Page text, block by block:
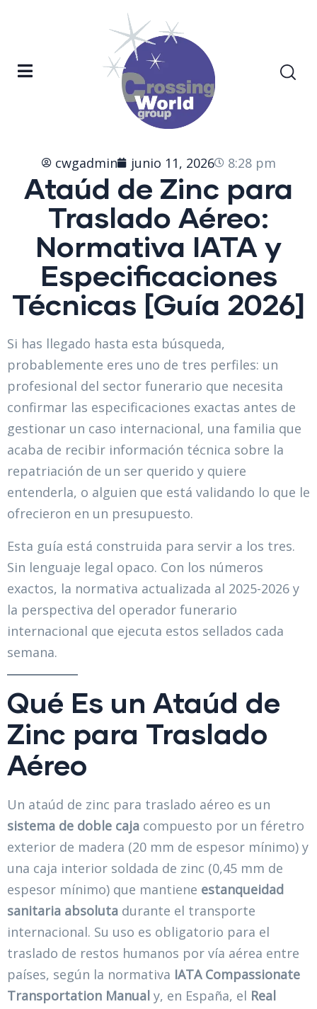
cwgadmin junio 11, 2026 8:28 pm
Ataúd de Zinc para
Traslado Aéreo:
Normativa IATA y
Especificaciones
Técnicas [Guía 2026]
Si has llegado hasta esta búsqueda,
probablemente eres uno de tres perfiles: un
profesional del sector funerario que necesita
confirmar las especificaciones exactas antes de
gestionar un caso internacional, una familia que
acaba de recibir información técnica sobre la
repatriación de un ser querido y quiere
entenderla, o alguien que está validando lo que le
ofrecieron en un presupuesto.
Esta guía está construida para servir a los tres.
Sin lenguaje legal opaco. Con los números
exactos, la normativa actualizada al 2025-2026 y
la perspectiva del operador funerario
internacional que ejecuta estos sellados cada
semana.
Qué Es un Ataúd de
Zinc para Traslado
Aéreo
Un ataúd de zinc para traslado aéreo es un
sistema de doble caja compuesto por un féretro
exterior de madera (20 mm de espesor mínimo) y
una caja interior soldada de zinc (0,45 mm de
espesor mínimo) que mantiene estanqueidad
sanitaria absoluta durante el transporte
internacional. Su uso es obligatorio para el
traslado de restos humanos por vía aérea entre
países, según la normativa IATA Compassionate
Transportation Manual y, en España, el Real